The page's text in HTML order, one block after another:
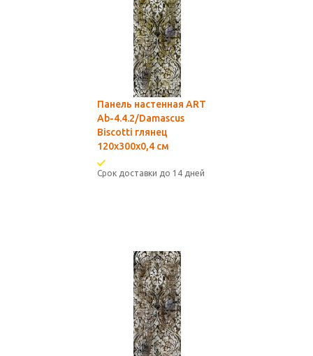
Панель настенная ART
Ab-4.4.2/Damascus
Biscotti глянец
120х300x0,4 см
Срок доставки до 14 дней